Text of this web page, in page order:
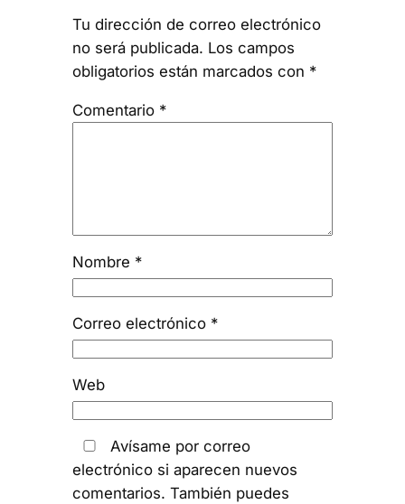
Tu dirección de correo electrónico
no será publicada. Los campos
obligatorios están marcados con *
Comentario *
Nombre *
Correo electrónico *
Web
Avísame por correo
electrónico si aparecen nuevos
comentarios. También puedes